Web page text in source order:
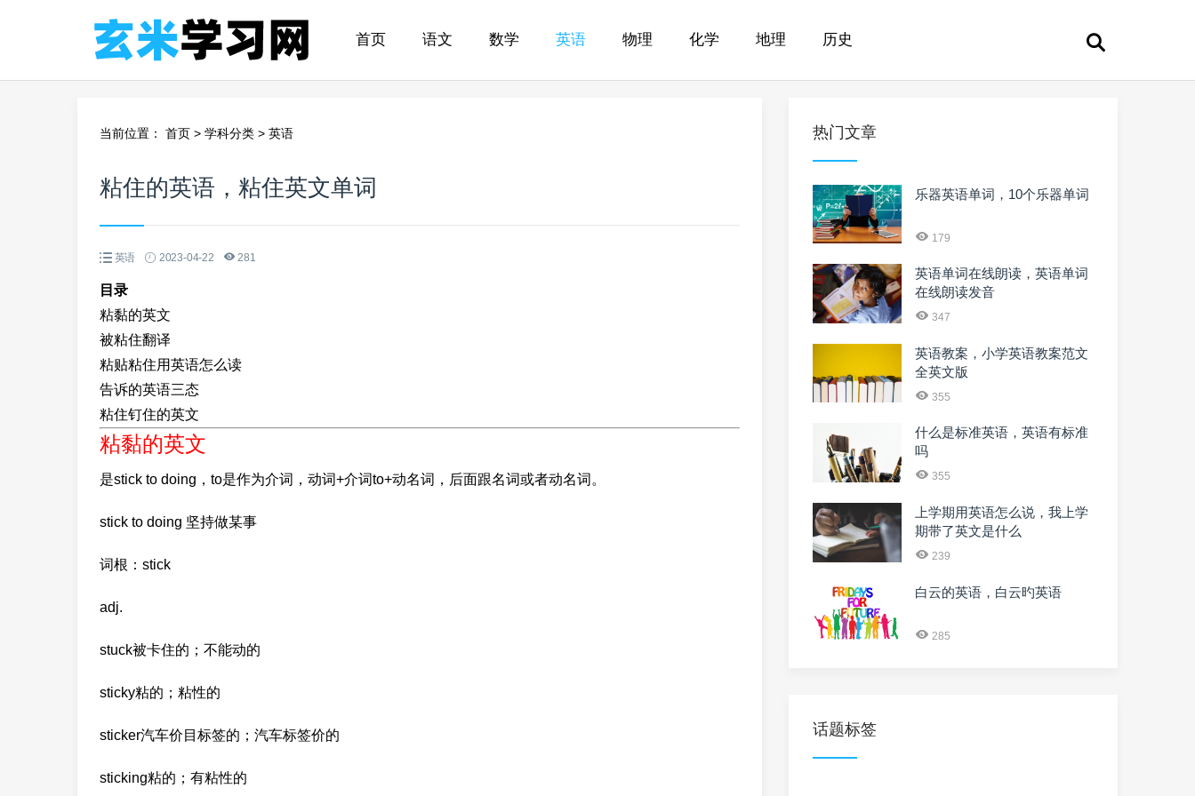
首页 语文 数学 英语 物理 化学 地理 历史
当前位置： 首页 > 学科分类 > 英语
粘住的英语，粘住英文单词
英语 2023-04-22 281
目录
粘黏的英文
被粘住翻译
粘贴粘住用英语怎么读
告诉的英语三态
粘住钉住的英文
粘黏的英文
是stick to doing，to是作为介词，动词+介词to+动名词，后面跟名词或者动名词。
stick to doing 坚持做某事
词根：stick
adj.
stuck被卡住的；不能动的
sticky粘的；粘性的
sticker汽车价目标签的；汽车标签价的
sticking粘的；有粘性的
热门文章
乐器英语单词，10个乐器单词
179
英语单词在线朗读，英语单词
在线朗读发音
347
英语教案，小学英语教案范文
全英文版
355
什么是标准英语，英语有标准
吗
355
上学期用英语怎么说，我上学
期带了英文是什么
239
白云的英语，白云旳英语
285
话题标签